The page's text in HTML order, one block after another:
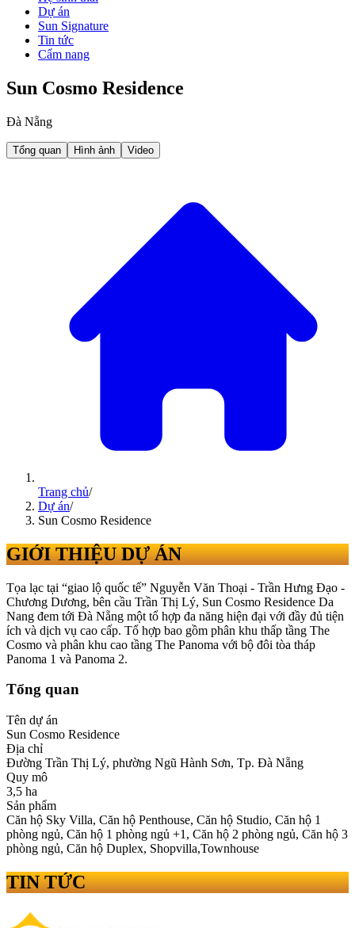
Dự án
Sun Signature
Tin tức
Cẩm nang
Sun Cosmo Residence
Đà Nẵng
Tổng quan Hình ảnh Video
Trang chủ/
Dự án/
Sun Cosmo Residence
GIỚI THIỆU DỰ ÁN
Tọa lạc tại “giao lộ quốc tế” Nguyễn Văn Thoại - Trần Hưng Đạo -
Chương Dương, bên cầu Trần Thị Lý, Sun Cosmo Residence Da
Nang đem tới Đà Nẵng một tổ hợp đa năng hiện đại với đầy đủ tiện
ích và dịch vụ cao cấp. Tổ hợp bao gồm phân khu thấp tầng The
Cosmo và phân khu cao tầng The Panoma với bộ đôi tòa tháp
Panoma 1 và Panoma 2.
Tổng quan
Tên dự án
Sun Cosmo Residence
Địa chỉ
Đường Trần Thị Lý, phường Ngũ Hành Sơn, Tp. Đà Nẵng
Quy mô
3,5 ha
Sản phẩm
Căn hộ Sky Villa, Căn hộ Penthouse, Căn hộ Studio, Căn hộ 1
phòng ngủ, Căn hộ 1 phòng ngủ +1, Căn hộ 2 phòng ngủ, Căn hộ 3
phòng ngủ, Căn hộ Duplex, Shopvilla,Townhouse
TIN TỨC